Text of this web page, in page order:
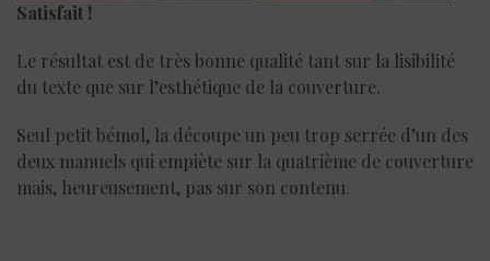
Satisfait !
Le résultat est de très bonne qualité tant sur la lisibilité
du texte que sur l’esthétique de la couverture.
Seul petit bémol, la découpe un peu trop serrée d’un des
deux manuels qui empiète sur la quatrième de couverture
mais, heureusement, pas sur son contenu.